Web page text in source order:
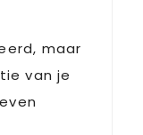
maar
van je